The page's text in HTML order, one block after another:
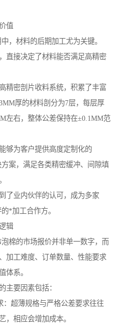
值
，材料的后期加工尤为关键。
直接决定了材料能否满足高精密
精密剖片收料系统，积累了丰富
厚的材料剖分为7层，每层厚
左右，整体公差保持在±0.1MM范
够为客户提供高度定制化的
方案，满足各类精密缓冲、间隙填
了业内伙伴的认可，成为多家
*加工合作方。
辑
棉的市场报价并非单一数字，而
加工难度、订单数量、性能要求
体系。
主要因素包括：
：超薄规格与严格公差要求往往
，相应会增加成本。